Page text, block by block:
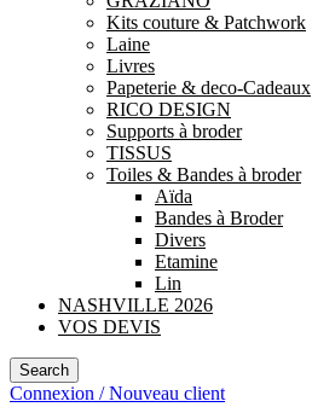
Kits couture & Patchwork
Laine
Livres
Papeterie & deco-Cadeaux
RICO DESIGN
Supports à broder
TISSUS
Toiles & Bandes à broder
Aïda
Bandes à Broder
Divers
Etamine
Lin
NASHVILLE 2026
VOS DEVIS
Search
Connexion / Nouveau client